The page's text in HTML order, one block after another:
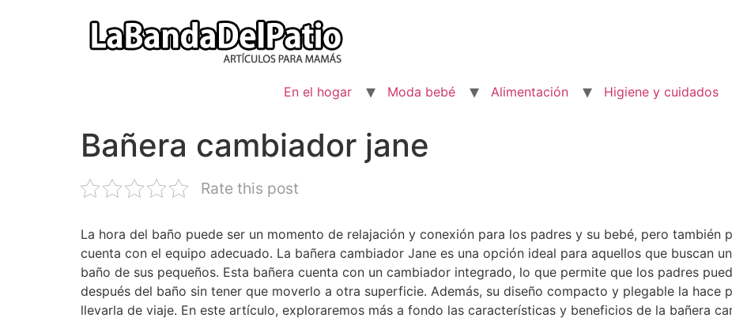
En el hogar Moda bebé Alimentación Higiene y cuidados
Bañera cambiador jane
Rate this post
La hora del baño puede ser un momento de relajación y conexión para los padres y su bebé, pero también
cuenta con el equipo adecuado. La bañera cambiador Jane es una opción ideal para aquellos que buscan
baño de sus pequeños. Esta bañera cuenta con un cambiador integrado, lo que permite que los padres
después del baño sin tener que moverlo a otra superficie. Además, su diseño compacto y plegable la hace
llevarla de viaje. En este artículo, exploraremos más a fondo las características y beneficios de la bañera